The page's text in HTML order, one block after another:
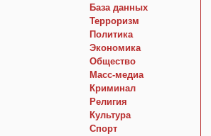
База данных
Терроризм
Политика
Экономика
Общество
Macc-медиа
Криминал
Религия
Культура
Спорт